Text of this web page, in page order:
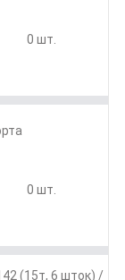
0 шт.
0 шт.
(15т, 6 шток) /